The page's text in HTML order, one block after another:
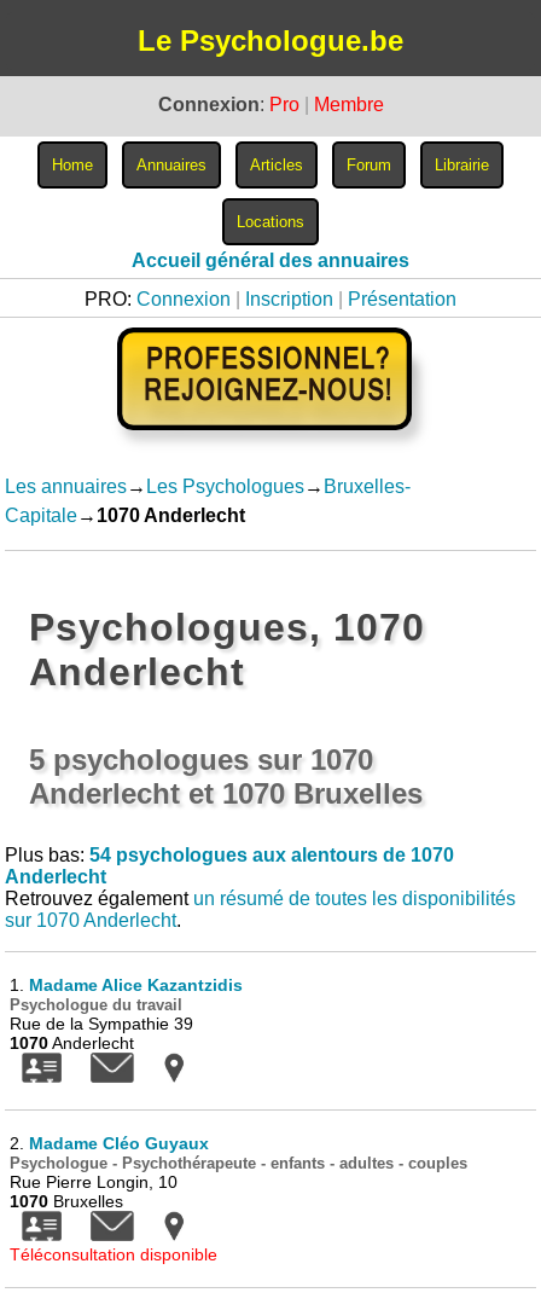
Le Psychologue.be
Connexion: Pro Membre
Accueil général des annuaires
PRO: Connexion Inscription Présentation
Les annuaires→ Les Psychologues→ Bruxelles-
Capitale→ 1070 Anderlecht
Psychologues, 1070
Anderlecht
5 psychologues sur 1070
Anderlecht et 1070 Bruxelles
Plus bas:54 psychologues aux alentours de 1070
Anderlecht
Retrouvez également un résumé de toutes les disponibilités
sur 1070 Anderlecht.
1. Madame Alice Kazantzidis
Psychologue du travail
Rue de la Sympathie 39
1070Anderlecht
2. Madame Cléo Guyaux
Psychologue - Psychothérapeute - enfants - adultes - couples
Rue Pierre Longin, 10
1070 Bruxelles
Téléconsultation disponible